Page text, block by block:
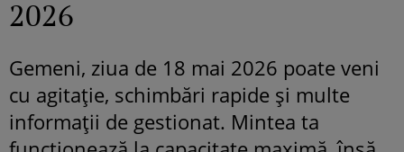
2026
Gemeni, ziua de 18 mai 2026 poate veni
cu agitație, schimbări rapide și multe
informații de gestionat. Mintea ta